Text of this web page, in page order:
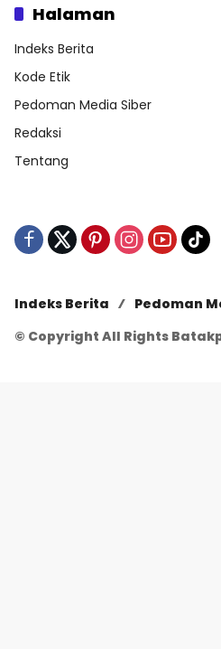
Halaman
Indeks Berita
Kode Etik
Pedoman Media Siber
Redaksi
Tentang
Indeks Berita
Pedoman
© Copyright All Rights